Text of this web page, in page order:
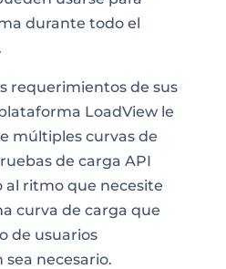
durante todo el
requerimientos de sus
LoadView le
múltiples curvas de
de carga API
al ritmo que necesite
curva de carga que
de usuarios
necesario.